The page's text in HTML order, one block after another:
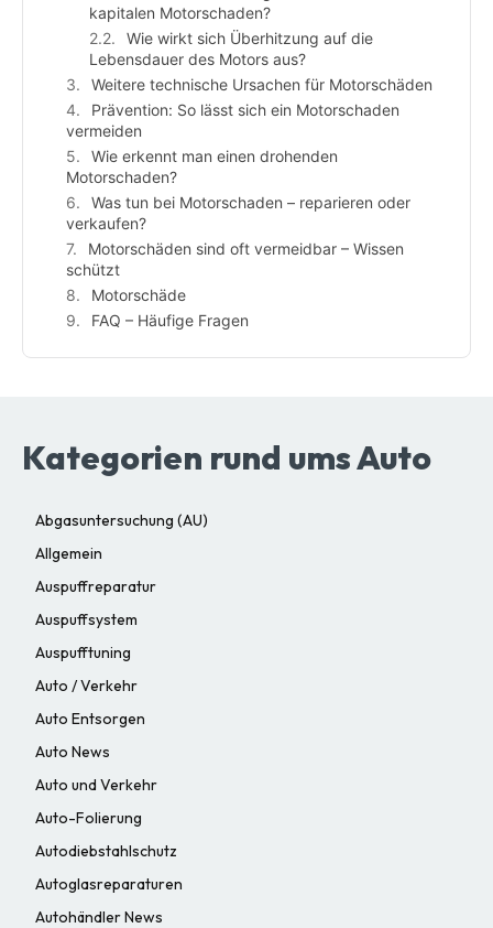
kapitalen Motorschaden?
Wie wirkt sich Überhitzung auf die
Lebensdauer des Motors aus?
Weitere technische Ursachen für Motorschäden
Prävention: So lässt sich ein Motorschaden
vermeiden
Wie erkennt man einen drohenden
Motorschaden?
Was tun bei Motorschaden – reparieren oder
verkaufen?
Motorschäden sind oft vermeidbar – Wissen
schützt
Motorschäde
FAQ – Häufige Fragen
Kategorien rund ums Auto
Abgasuntersuchung (AU)
Allgemein
Auspuffreparatur
Auspuffsystem
Auspufftuning
Auto / Verkehr
Auto Entsorgen
Auto News
Auto und Verkehr
Auto-Folierung
Autodiebstahlschutz
Autoglasreparaturen
Autohändler News